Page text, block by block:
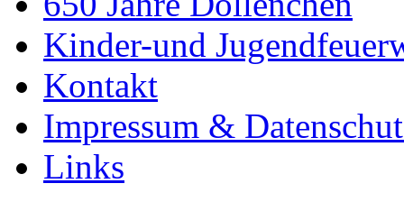
Kinder-und
Kontakt
Impressum &
Links